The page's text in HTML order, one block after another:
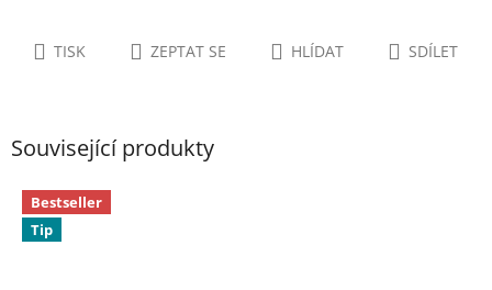
TISK ZEPTAT SE HLÍDAT SDÍLET
Související produkty
Bestseller
Tip